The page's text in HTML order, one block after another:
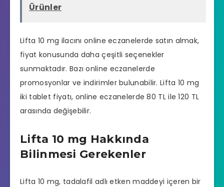
Ürünler
Lifta 10 mg ilacını onlineeczanelerde satın almak,
fiyat konusunda daha çeşitli seçenekler
sunmaktadır. Bazı online eczanelerde
promosyonlar ve indirimler bulunabilir. Lifta 10 mg
iki tablet fiyatı, online eczanelerde 80 TL ile 120 TL
arasında değişebilir.
Lifta 10 mg Hakkında
Bilinmesi Gerekenler
Lifta 10 mg, tadalafil adlı etken maddeyi içeren bir